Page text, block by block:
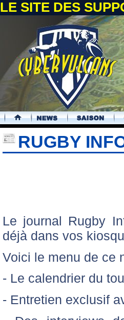
LE SITE DES
.
RUGBY
Le journal Rugby
déjà dans vos
Voici le menu de ce
- Le calendrier du
- Entretien exclusif